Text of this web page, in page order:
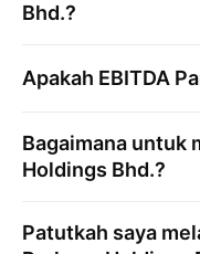
Bhd.?
Apakah EBITDA
Bagaimana untuk
Holdings Bhd.?
Patutkah saya